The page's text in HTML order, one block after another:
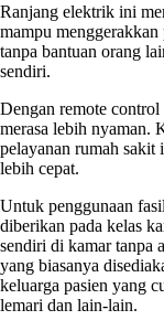
Ranjang elektrik ini
mampu
tanpa bantuan orang
sendiri.
Dengan remote
merasa lebih nyaman.
pelayanan rumah sakit
lebih cepat.
Untuk penggunaan
diberikan pada kelas
sendiri di kamar tanpa
yang biasanya
keluarga pasien yang
lemari dan lain-lain.